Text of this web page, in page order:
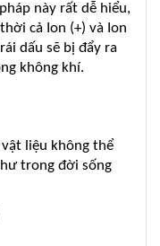
này rất dễ hiểu,
cả Ion (+) và Ion
dấu sẽ bị đẩy ra
không khí.
liệu không thể
trong đời sống